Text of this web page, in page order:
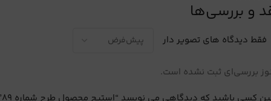
و بررسی‌ها
فقط دیدگاه های تصویر دار
بررسی‌ای ثبت نشده است.